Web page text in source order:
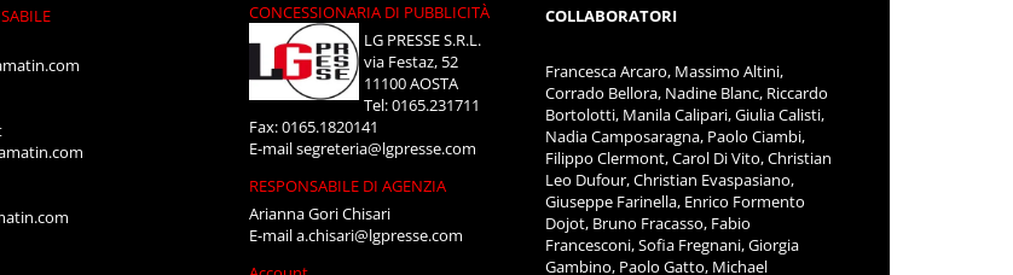
CONCESSIONARIA DI PUBBLICITÀ
LG PRESSE S.R.L.
via Festaz, 52
11100 AOSTA
Tel: 0165.231711
Fax: 0165.1820141
E-mailsegreteria@lgpresse.com
RESPONSABILE DI AGENZIA
Arianna Gori Chisari
E-maila.chisari@lgpresse.com
COLLABORATORI
Francesca Arcaro, Massimo Altini,
Corrado Bellora, Nadine Blanc, Riccardo
Bortolotti, Manila Calipari, Giulia Calisti,
Nadia Camposaragna, Paolo Ciambi,
Filippo Clermont, Carol Di Vito, Christian
Leo Dufour, Christian Evaspasiano,
Giuseppe Farinella, Enrico Formento
Dojot, Bruno Fracasso, Fabio
Francesconi, Sofia Fregnani, Giorgia
Gambino, Paolo Gatto, Michael